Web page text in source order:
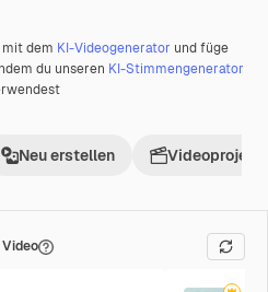
mit dem KI-Videogenerator und füge
du unseren KI-Stimmengenerator
Neu erstellen Videoprojekt